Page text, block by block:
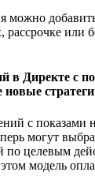
можно
рассрочке или
в Директе с
новые
с показами
могут
по целевым
модель